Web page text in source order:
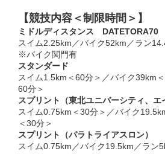
【競技内容＜制限時間＞】
ミドルディスタンス DATETORA70
スイム2.25km／バイク52km／ラン
※バイク関門有
スタンダード
スイム1.5km＜60分＞／バイク39km
60分＞
スプリント（東北ユニバーシティ、エ
スイム0.75km＜30分＞／バイク
＜30分＞
スプリント（パラトライアスロン）
スイム0.75km／バイク19.5km／ラン